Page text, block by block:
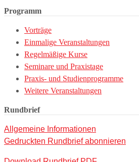
Programm
Vorträge
Einmalige Veranstaltungen
Regelmäßige Kurse
Seminare und Praxistage
Praxis- und Studienprogramme
Weitere Veranstaltungen
Rundbrief
Allgemeine Informationen
Gedruckten Rundbrief abonnieren